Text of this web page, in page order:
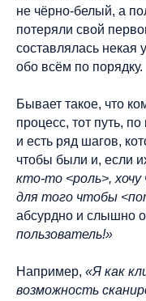
не чёрно-белый, а
потеряли свой
составлялась некая
обо всём по порядку.
Бывает такое, что
процесс, тот путь, по
и есть ряд шагов,
чтобы были и, если
кто-то <роль>,
для того чтобы
абсурдно и слышно
пользователь!»
Например, «Я как
возможность